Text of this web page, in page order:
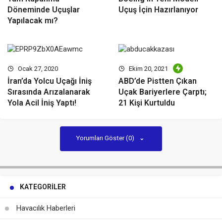
Döneminde Uçuşlar
Yapılacak mı?
Uçuş İçin Hazırlanıyor
Ocak 27, 2020
İran’da Yolcu Uçağı İniş
Sırasında Arızalanarak
Yola Acil İniş Yaptı!
Ekim 20, 2021
ABD’de Pistten Çıkan
Uçak Bariyerlere Çarptı;
21 Kişi Kurtuldu
Yorumları Göster (0)
KATEGORILER
Havacılık Haberleri